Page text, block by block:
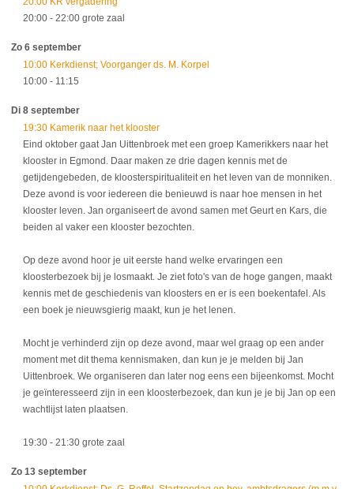
20:00 - 22:00 grote zaal
Zo 6 september
10:00 Kerkdienst; Voorganger ds. M. Korpel
10:00 - 11:15
Di 8 september
19:30 Kamerik naar het klooster
Eind oktober gaat Jan Uittenbroek met een groep Kamerikkers naar het
klooster in Egmond. Daar maken ze drie dagen kennis met de
getijdengebeden, de kloosterspiritualiteit en het leven van de monniken.
Deze avond is voor iedereen die benieuwd is naar hoe mensen in het
klooster leven. Jan organiseert de avond samen met Geurt en Kars, die
beiden al vaker een klooster bezochten.
Op deze avond hoor je uit eerste hand welke ervaringen een
kloosterbezoek bij je losmaakt. Je ziet foto's van de hoge gangen, maakt
kennis met de geschiedenis van kloosters en er is een boekentafel. Als
een boek je nieuwsgierig maakt, kun je het lenen.
Mocht je verhinderd zijn op deze avond, maar wel graag op een ander
moment met dit thema kennismaken, dan kun je je melden bij Jan
Uittenbroek. We organiseren dan later nog eens een bijeenkomst. Mocht
je geïnteresseerd zijn in een kloosterbezoek, dan kun je je bij Jan op een
wachtlijst laten plaatsen.
19:30 - 21:30 grote zaal
Zo 13 september